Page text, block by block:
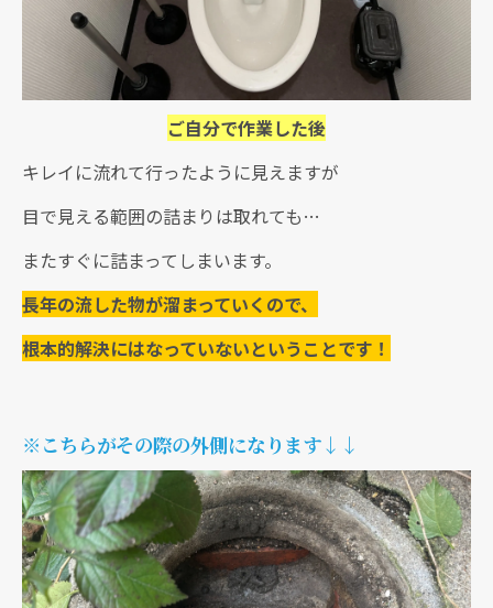
ご自分で作業した後
キレイに流れて行ったように見えますが
目で見える範囲の詰まりは取れても…
またすぐに詰まってしまいます。
長年の流した物が溜まっていくので、
根本的解決にはなっていないということです！
※こちらがその際の外側になります↓↓